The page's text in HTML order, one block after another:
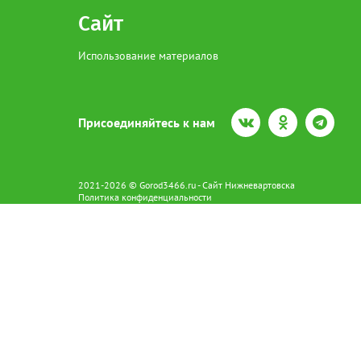
Сайт
Использование материалов
Присоединяйтесь к нам
2021-2026 © Gorod3466.ru - Сайт Нижневартовска
Политика конфиденциальности